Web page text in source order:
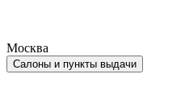
Москва
Салоны и пункты выдачи